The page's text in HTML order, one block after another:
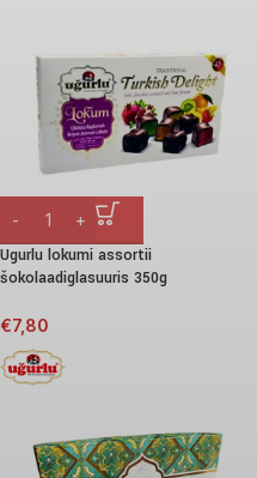
Ugurlu lokumi assortii
šokolaadiglasuuris 350g
€7,80